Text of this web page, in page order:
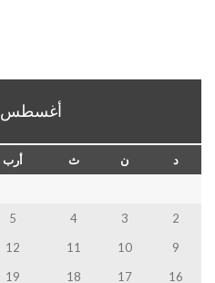
أغسطس 2026
د ن ث أرب
2
3
4
5
9
10
11
12
16
17
18
19